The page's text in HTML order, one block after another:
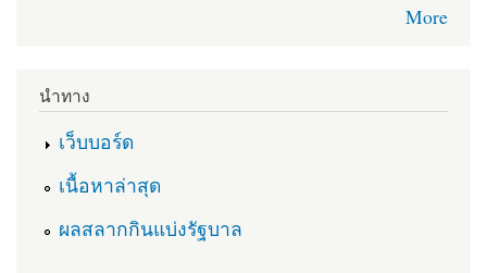
More
นำทาง
เว็บบอร์ด
เนื้อหาล่าสุด
ผลสลากกินแบ่งรัฐบาล